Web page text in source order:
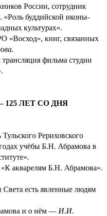
России, сотрудник
«Роль буддийской иконы-
культурах».
«Восход», книг, связанных
фильма студии
ЛЕТ СО ДНЯ
Тульского Рериховского
учёбы Б.Н. Абрамова в
акварелям Б.Н. Абрамова».
есть явленные людям
и о нём — И.И.